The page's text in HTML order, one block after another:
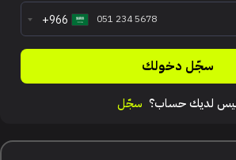
+966
سجّل دخولك
لديك حساب؟ سجّل